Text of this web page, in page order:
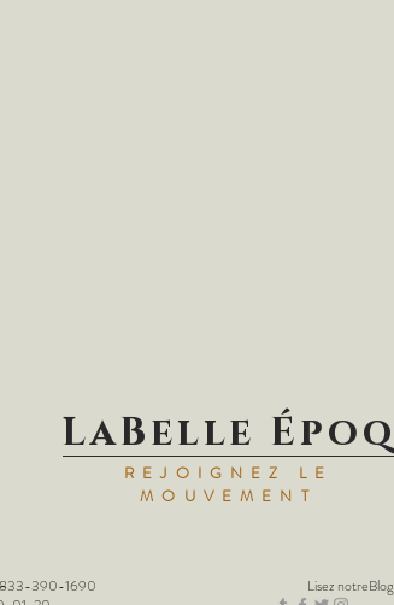
LaBelle Époq
REJOIGNEZ LE
MOUVEMENT
833-390-1690
Lisez notreBlog